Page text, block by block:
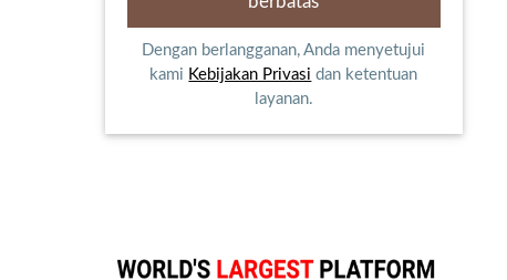
Dengan berlangganan, Anda menyetujui
kami Kebijakan Privasi dan ketentuan
layanan.